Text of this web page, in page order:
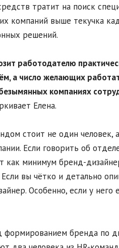
тратит на поиск
компаний выше текучка
решений.
работодателю
а число желающих
компаниях
Елена.
стоит не один человек,
Если говорить об
минимум бренд-
вы чётко и детально
Особенно, если у него
бренда по